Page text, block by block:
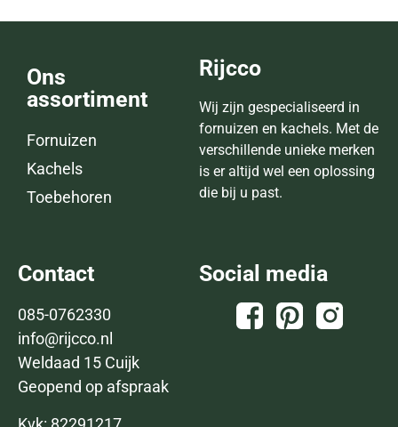
Ons
assortiment
Fornuizen
Kachels
Toebehoren
Rijcco
Wij zijn gespecialiseerd in
fornuizen en kachels. Met de
verschillende unieke merken
is er altijd wel een oplossing
die bij u past.
Contact
085-0762330
info@rijcco.nl
Weldaad 15 Cuijk
Geopend op afspraak
Social media